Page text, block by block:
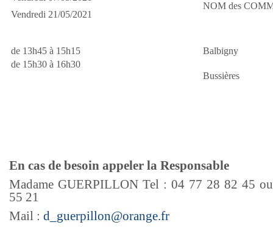
Vendredi 21/05/2021
NOM des
de 13h45 à 15h15
Balbigny
de 15h30 à 16h30
Bussières
En cas de besoin appeler la Responsable
Madame GUERPILLON Tel : 04 77 28 82 45
55 21
Mail : d_guerpillon@orange.fr